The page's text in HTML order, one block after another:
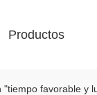
Productos
favorable y